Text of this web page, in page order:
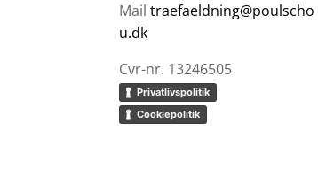
Mail traefaeldning@poulscho
u.dk
Cvr-nr. 13246505
Privatlivspolitik
Cookiepolitik